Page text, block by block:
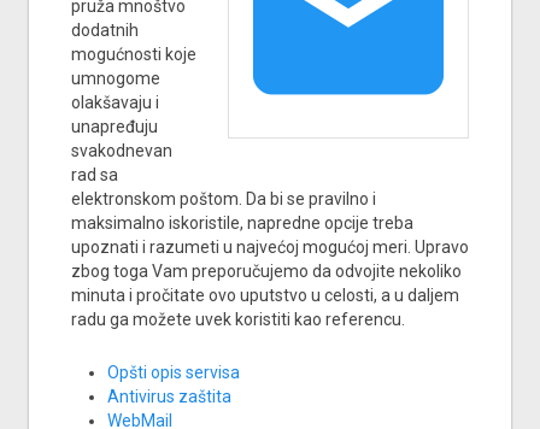
pruža mnoštvo
dodatnih
mogućnosti koje
umnogome
olakšavaju i
unapređuju
svakodnevan
rad sa
elektronskom poštom. Da bi se pravilno i
maksimalno iskoristile, napredne opcije treba
upoznati i razumeti u najvećoj mogućoj meri. Upravo
zbog toga Vam preporučujemo da odvojite nekoliko
minuta i pročitate ovo uputstvo u celosti, a u daljem
radu ga možete uvek koristiti kao referencu.
Opšti opis servisa
Antivirus zaštita
WebMail